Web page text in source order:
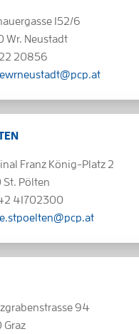
152/6
Wr. Neustadt
20856
Franz König-Platz 2
St. Pölten
41702300
94
Graz